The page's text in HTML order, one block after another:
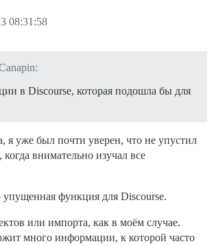
08:31:58
в Discourse, которая подошла бы для
я уже был почти уверен, что не упустил
внимательно изучал все
упущенная функция для Discourse.
или импорта, как в моём случае.
много информации, к которой часто